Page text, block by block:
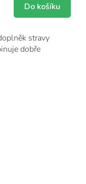
Do košíku
stravy
dobře